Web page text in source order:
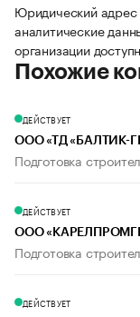
Юридический
аналитические
организации
Похожие
ДЕЙСТВУЕТ
ООО «ТД «БАЛТИК-
Подготовка
ДЕЙСТВУЕТ
ООО
Подготовка
ДЕЙСТВУЕТ